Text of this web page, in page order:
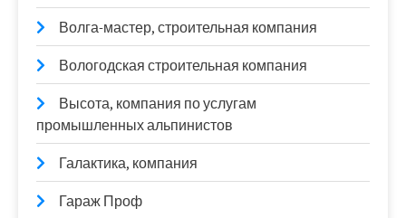
Волга-мастер, строительная компания
Вологодская строительная компания
Высота, компания по услугам
промышленных альпинистов
Галактика, компания
Гараж Проф